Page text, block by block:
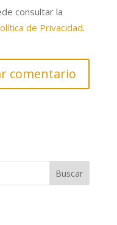
consultar la
de Privacidad.
Buscar